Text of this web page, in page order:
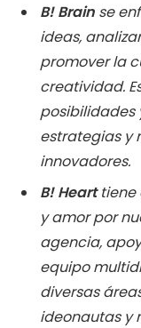
B! Brain se
ideas,
promover la
creatividad.
posibilidades
estrategias y
innovadores.
B! Heart
y amor por
agencia,
equipo
diversas
ideonautas y